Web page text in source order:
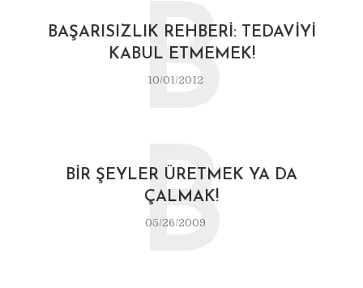
BAŞARISIZLIK REHBERI: TEDAVIYI
KABUL ETMEMEK!
10/01/2012
B
BIR ŞEYLER ÜRETMEK YA DA
ÇALMAK!
05/26/2009
B